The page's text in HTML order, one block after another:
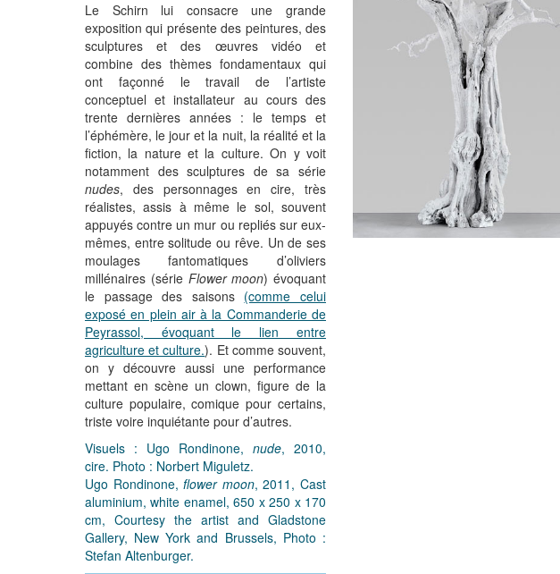
Le Schirn lui consacre une grande
exposition qui présente des peintures, des
sculptures et des œuvres vidéo et
combine des thèmes fondamentaux qui
ont façonné le travail de l’artiste
conceptuel et installateur au cours des
trente dernières années : le temps et
l’éphémère, le jour et la nuit, la réalité et la
fiction, la nature et la culture. On y voit
notamment des sculptures de sa série
nudes, des personnages en cire, très
réalistes, assis à même le sol, souvent
appuyés contre un mur ou repliés sur eux-
mêmes, entre solitude ou rêve. Un de ses
moulages fantomatiques d’oliviers
millénaires (série Flower moon) évoquant
le passage des saisons (comme celui
exposé en plein air à la Commanderie de
Peyrassol, évoquant le lien entre
agriculture et culture.). Et comme souvent,
on y découvre aussi une performance
mettant en scène un clown, figure de la
culture populaire, comique pour certains,
triste voire inquiétante pour d’autres.
Visuels : Ugo Rondinone, nude, 2010,
cire. Photo : Norbert Miguletz.
Ugo Rondinone,flower moon, 2011, Cast
aluminium, white enamel, 650 x 250 x 170
cm, Courtesy the artist and Gladstone
Gallery, New York and Brussels, Photo :
Stefan Altenburger.